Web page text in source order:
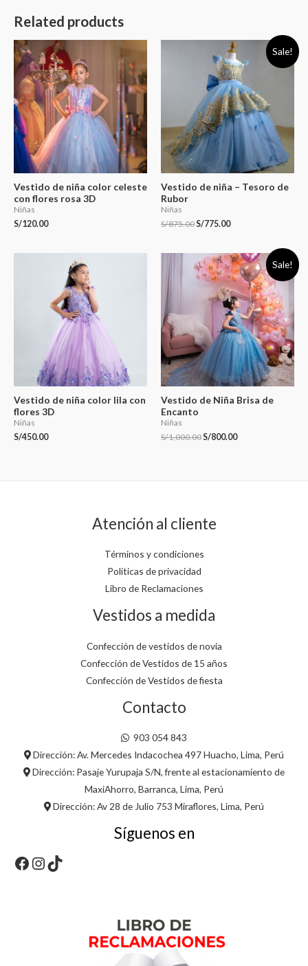
Related products
Vestido de niña color celeste
con flores rosa 3D
Niñas
S/120.00
Sale!
Vestido de niña – Tesoro de
Rubor
Niñas
S/875.00S/775.00
Vestido de niña color lila con
flores 3D
Niñas
S/450.00
Sale!
Vestido de Niña Brisa de
Encanto
Niñas
S/1,000.00S/800.00
Atención al cliente
Términos y condiciones
Políticas de privacidad
Libro de Reclamaciones
Vestidos a medida
Confección de vestidos de novia
Confección de Vestidos de 15 años
Confección de Vestidos de fiesta
Contacto
903 054 843
Dirección: Av. Mercedes Indacochea 497 Huacho, Lima, Perú
Dirección: Pasaje Yurupaja S/N, frente al estacionamiento de
MaxiAhorro, Barranca, Lima, Perú
Dirección: Av 28 de Julio 753 Miraflores, Lima, Perú
Síguenos en
Facebook Instagram TikTok